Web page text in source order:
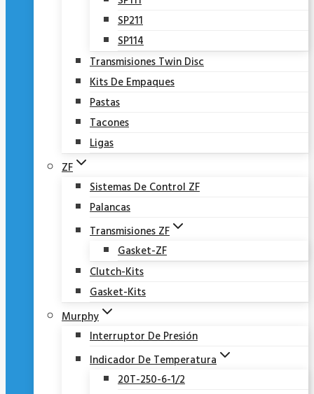
SP211
SP114
Transmisiones Twin Disc
Kits De Empaques
Pastas
Tacones
Ligas
ZF
Sistemas De Control ZF
Palancas
Transmisiones ZF
Gasket-ZF
Clutch-Kits
Gasket-Kits
Murphy
Interruptor De Presión
Indicador De Temperatura
20T-250-6-1/2